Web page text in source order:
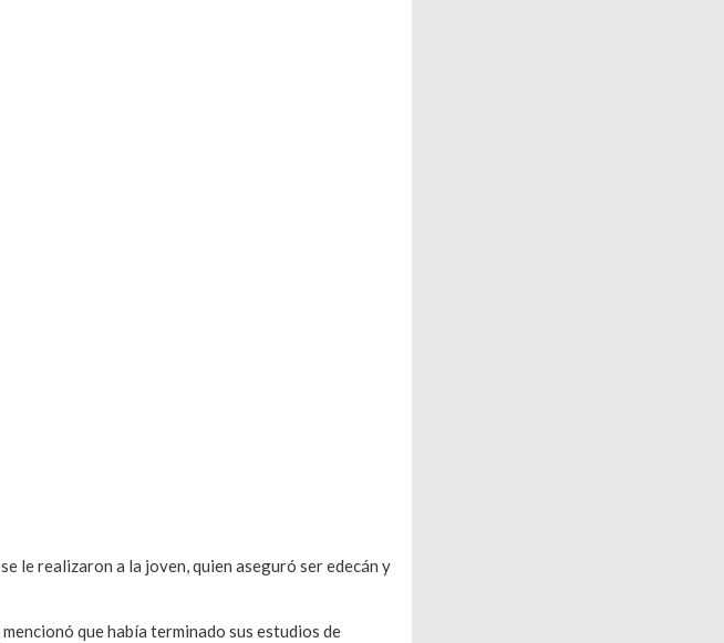
le realizaron a la joven, quien aseguró ser edecán y
que había terminado sus estudios de